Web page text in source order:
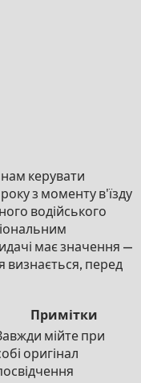
керувати
з моменту в'їзду
водійського
має значення —
визнається, перед
Примітки
мійте при
оригінал